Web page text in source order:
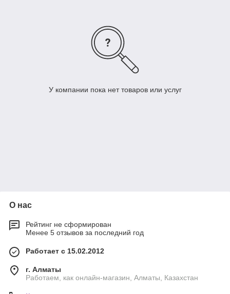
У компании пока нет товаров или услуг
О нас
Рейтинг не сформирован
Менее 5 отзывов за последний год
Работает с 15.02.2012
г. Алматы
Работаем, как онлайн-магазин, Алматы, Казахстан